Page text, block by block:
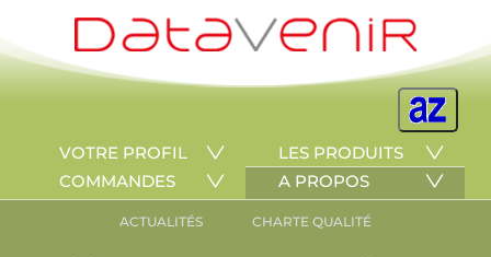
VOTRE PROFIL
LES PRODUITS
COMMANDES
A PROPOS
ACTUALITÉS CHARTE QUALITÉ